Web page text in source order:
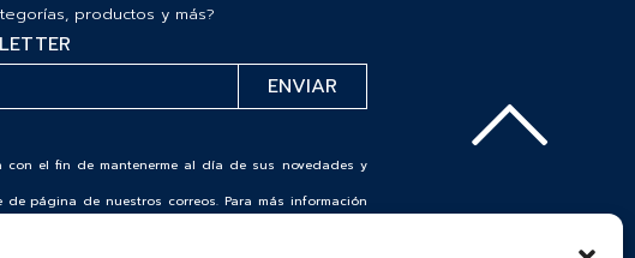
productos y más?
con el fin de mantenerme al día de sus novedades y
página de nuestros correos. Para más información